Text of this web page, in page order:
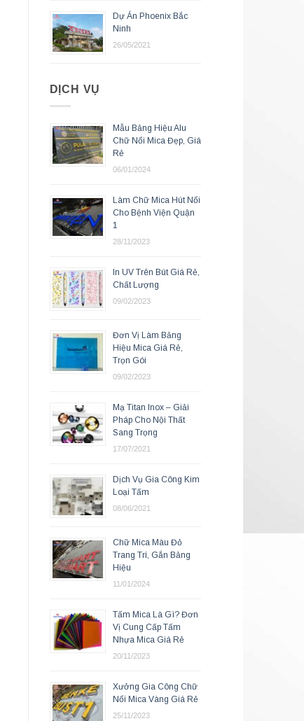
Dự Án Phoenix Bắc
Ninh
26/05/2021
DỊCH VỤ
Mẫu Bảng Hiệu Alu
Chữ Nổi Mica Đẹp, Giá
Rẻ
06/01/2024
Làm Chữ Mica Hút Nổi
Cho Bệnh Viện Quận
1
28/11/2023
In UV Trên Bút Giá Rẻ,
Chất Lượng
09/02/2023
Đơn Vị Làm Bảng
Hiệu Mica Giá Rẻ,
Trọn Gói
09/02/2023
Mạ Titan Inox – Giải
Pháp Cho Nội Thất
Sang Trọng
17/07/2021
Dịch Vụ Gia Công Kim
Loại Tấm
08/06/2021
Chữ Mica Màu Đỏ
Trang Trí, Gắn Bảng
Hiệu
11/01/2024
Tấm Mica Là Gì? Đơn
Vị Cung Cấp Tấm
Nhựa Mica Giá Rẻ
20/11/2023
Xưởng Gia Công Chữ
Nổi Mica Vàng Giá Rẻ
25/11/2023